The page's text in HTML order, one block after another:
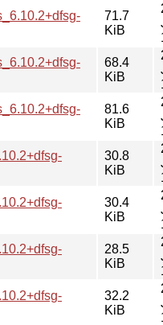
71.7
KiB
68.4
KiB
81.6
KiB
30.8
KiB
30.4
KiB
28.5
KiB
32.2
KiB